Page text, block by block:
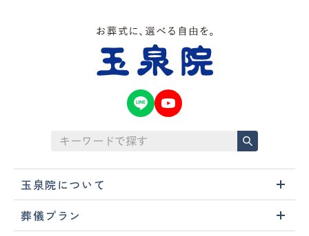
玉泉院について
葬儀プラン